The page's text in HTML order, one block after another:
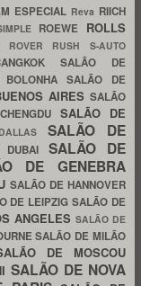
ESPECIAL Reva RIICH
ROEWE ROLLS
ROVER RUSH S-AUTO
SALÃO DE
BOLONHASALÃO DE
AIRES SALÃO
SALÃO DE
SALÃO DE
SALÃO DE
DE GENEBRA
SALÃO DE HANNOVER
DE LEIPZIGSALÃO DE
ANGELES SALÃO DE
SALÃO DE MILÃO
DE MOSCOU
SALÃO DE NOVA